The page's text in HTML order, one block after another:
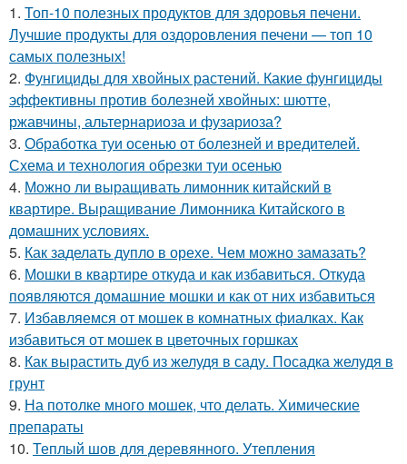
1. Топ-10 полезных продуктов для здоровья печени.
Лучшие продукты для оздоровления печени — топ 10
самых полезных!
2. Фунгициды для хвойных растений. Какие фунгициды
эффективны против болезней хвойных: шютте,
ржавчины, альтернариоза и фузариоза?
3. Обработка туи осенью от болезней и вредителей.
Схема и технология обрезки туи осенью
4. Можно ли выращивать лимонник китайский в
квартире. Выращивание Лимонника Китайского в
домашних условиях.
5. Как заделать дупло в орехе. Чем можно замазать?
6. Мошки в квартире откуда и как избавиться. Откуда
появляются домашние мошки и как от них избавиться
7. Избавляемся от мошек в комнатных фиалках. Как
избавиться от мошек в цветочных горшках
8. Как вырастить дуб из желудя в саду. Посадка желудя в
грунт
9. На потолке много мошек, что делать. Химические
препараты
10. Теплый шов для деревянного. Утепления